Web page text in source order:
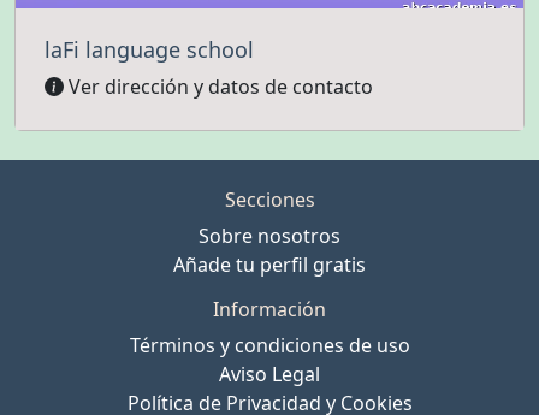
laFi language school
Ver dirección y datos de contacto
Secciones
Sobre nosotros
Añade tu perfil gratis
Información
Términos y condiciones de uso
Aviso Legal
Política de Privacidad y Cookies